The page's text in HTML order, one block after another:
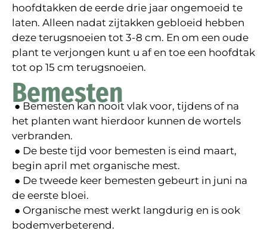
hoofdtakken de eerde drie jaar ongemoeid te
laten. Alleen nadat zijtakken gebloeid hebben
deze terugsnoeien tot 3-8 cm. En om een oude
plant te verjongen kunt u af en toe een hoofdtak
tot op 15 cm terugsnoeien.
Bemesten
● Bemesten kan nooit vlak voor, tijdens of na
het planten want hierdoor kunnen de wortels
verbranden.
● De beste tijd voor bemesten is eind maart,
begin april met organische mest.
● De tweede keer bemesten gebeurt in juni na
de eerste bloei.
● Organische mest werkt langdurig en is ook
bodemverbeterend.